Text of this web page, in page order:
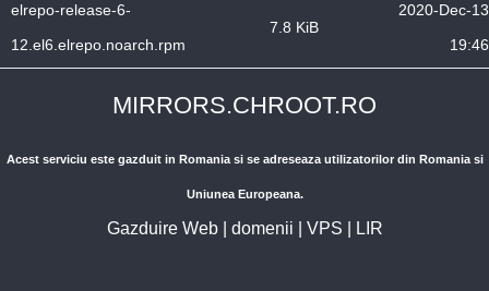
elrepo-release-6-
12.el6.elrepo.noarch.rpm
7.8 KiB
2020-Dec-13
19:46
MIRRORS.CHROOT.RO
Acest serviciu este gazduit in Romania si se adreseaza utilizatorilor din Romania si
Uniunea Europeana.
Gazduire Web| domenii VPS LIR